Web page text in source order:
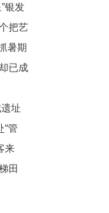
银发
把艺
暑期
已成
址
“管
来
田